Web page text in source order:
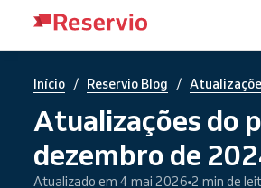
Início / Reservio Blog /
Atualizações do
dezembro de
Atualizado em 4 mai 2026 2 min de